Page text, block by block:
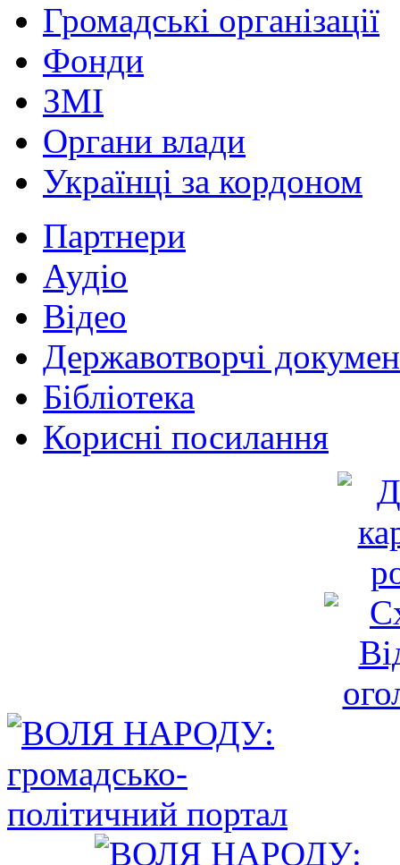
Громадські організації
Фонди
ЗМІ
Органи влади
Українці за кордоном
Партнери
Аудіо
Відео
Державотворчі
Бібліотека
Корисні посилання